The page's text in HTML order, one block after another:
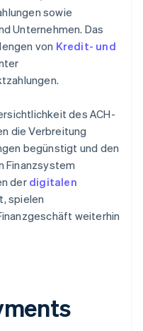
sowie
Unternehmen. Das
von Kredit- und
des ACH-
die Verbreitung
begünstigt und den
Finanzsystem
derdigitalen
spielen
weiterhin